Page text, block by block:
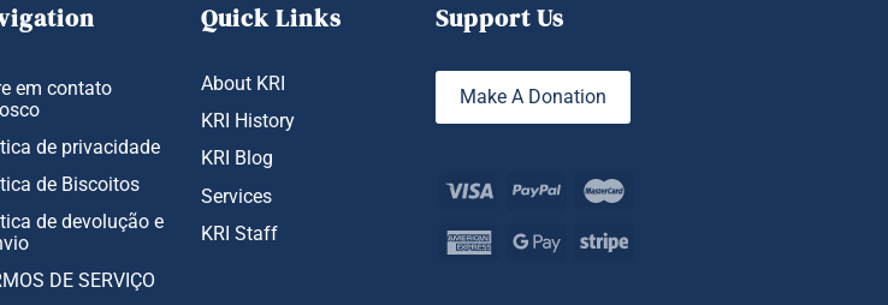
em contato
de privacidade
de Biscoitos
de devolução e
DE SERVIÇO
Quick Links
About KRI
KRI History
KRI Blog
Services
KRI Staff
Support Us
Make A Donation